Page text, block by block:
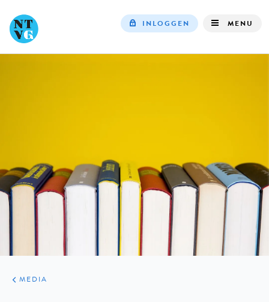
INLOGGEN MENU
ARTIKELEN
VARIA
MEDIA